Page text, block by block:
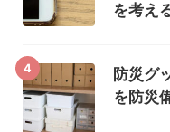
を考え
4
防災グ
を防災